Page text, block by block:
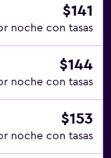
$141
noche con tasas
$144
noche con tasas
$153
noche con tasas